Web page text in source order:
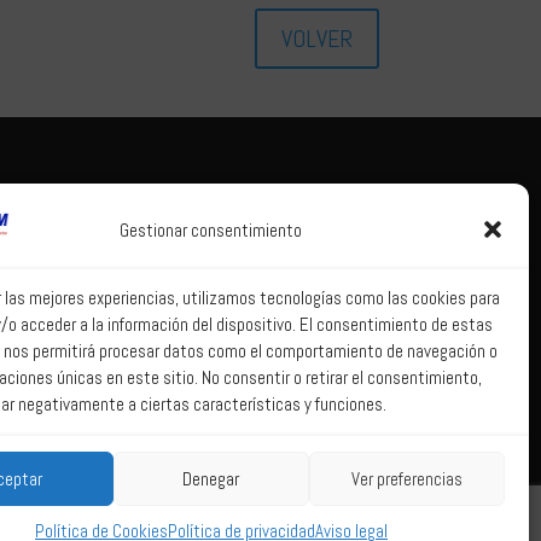
Gestionar consentimiento
las mejores experiencias, utilizamos tecnologías como las cookies para
o acceder a la información del dispositivo. El consentimiento de estas
permitirá procesar datos como el comportamiento de navegación o
únicas en este sitio. No consentir o retirar el consentimiento,
negativamente a ciertas características y funciones.
Denegar Ver preferencias
Política de CookiesPolítica de privacidadAviso legal
VOLVER
privacidad
Política de Sistema
Interno de
Información
Política de Cookies
Correo web